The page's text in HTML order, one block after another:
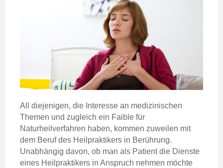
All diejenigen, die Interesse an medizinischen
Themen und zugleich ein Faible für
Naturheilverfahren haben, kommen zuweilen mit
dem Beruf des Heilpraktikers in Berührung.
Unabhängig davon, ob man als Patient die Dienste
eines Heilpraktikers in Anspruch nehmen möchte